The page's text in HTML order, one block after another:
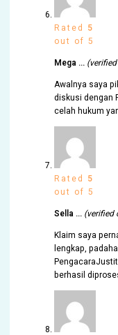
Rated 5
out of 5
Mega …
Awalnya saya
diskusi dengan
celah hukum
Rated 5
out of 5
Sella … (verified
Klaim saya
lengkap,
berhasil